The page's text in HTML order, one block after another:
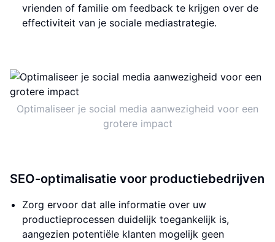
vrienden of familie om feedback te krijgen over de
effectiviteit van je sociale mediastrategie.
Optimaliseer je social media aanwezigheid voor een
grotere impact
SEO-optimalisatie voor productiebedrijven
Zorg ervoor dat alle informatie over uw
productieprocessen duidelijk toegankelijk is,
aangezien potentiële klanten mogelijk geen